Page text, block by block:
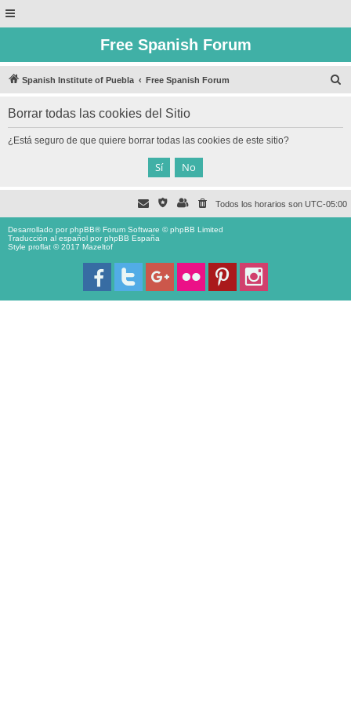
Free Spanish Forum
Spanish Institute of Puebla Free Spanish Forum
Borrar todas las cookies del Sitio
¿Está seguro de que quiere borrar todas las cookies de este sitio?
Todos los horarios son UTC-05:00
Desarrollado porphpBB® Forum Software © phpBB Limited
Traducción al español porphpBB España
Style proflat © 2017 Mazeltof